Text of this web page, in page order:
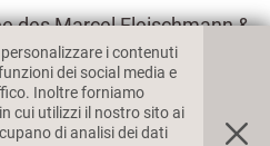
des Marcel Fleischmann &
IT02359360217
& Cookies
i contenuti
dei social media e
Inoltre forniamo
cui utilizzi il nostro sito ai
di analisi dei dati